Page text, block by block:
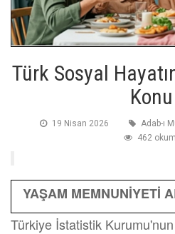
Türk Sosyal
19 Nisan 2026 Adab-ı
462
YAŞAM MEMNUNİYETİ
Türkiye İstatistik